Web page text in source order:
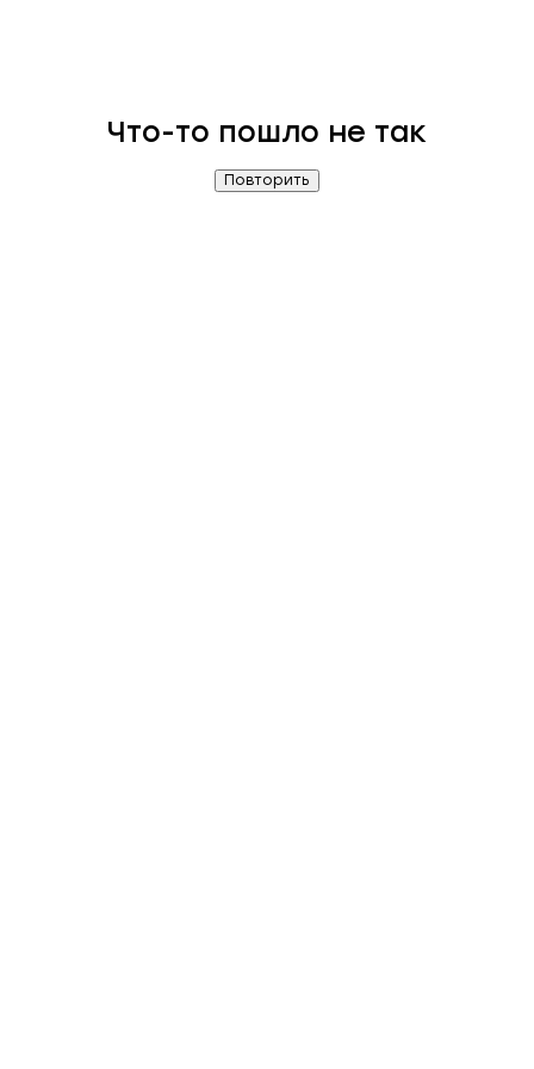
Что-то пошло не так
Повторить